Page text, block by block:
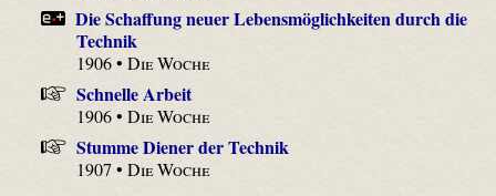
Die Schaffung neuer Lebensmöglichkeiten durch die
Technik
1906 •Die Woche
Schnelle Arbeit
1906 •Die Woche
Stumme Diener der Technik
1907 •Die Woche